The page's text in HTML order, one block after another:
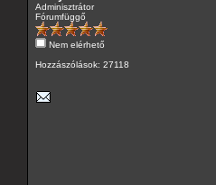
Adminisztrátor
Fórumfüggő
Nem elérhető
Hozzászólások: 27118